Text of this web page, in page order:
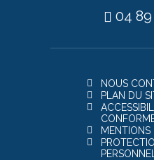
04
NOUS
PLAN DU
MENTIONS